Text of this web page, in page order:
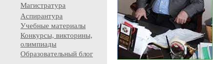
Магистратура
Аспирантура
Учебные материалы
Конкурсы, викторины,
олимпиады
Образовательный блог